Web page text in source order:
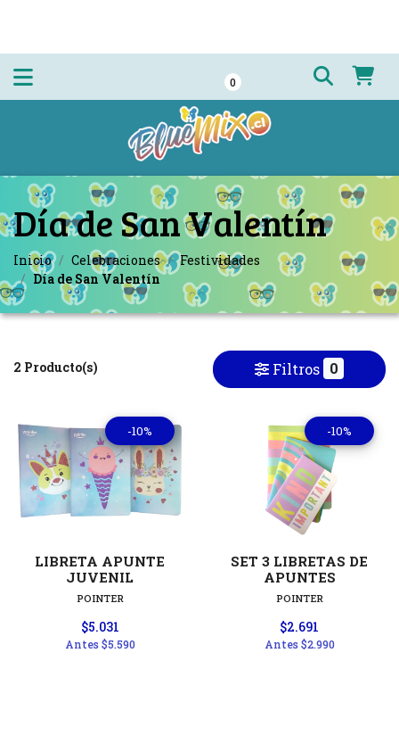
0
Día de San Valentín
Inicio Celebraciones
Festividades
Día de San Valentín
2 Producto(s) Filtros 0
-10%
LIBRETA APUNTE
JUVENIL
POINTER
$5.031
Antes$5.590
-10%
SET 3 LIBRETAS DE
APUNTES
POINTER
$2.691
Antes$2.990